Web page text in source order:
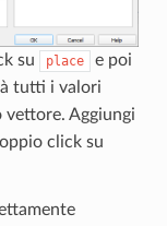
su place
e poi
tutti i valori
vettore. Aggiungi
click su